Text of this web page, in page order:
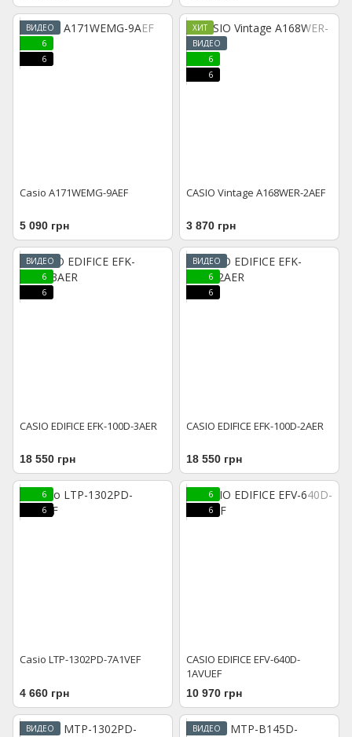
ВИДЕО
6
6
Casio A171WEMG-9AEF
5 090 грн
ХИТ
ВИДЕО
6
6
CASIO Vintage A168WER-2AEF
3 870 грн
ВИДЕО
6
6
CASIO EDIFICE EFK-100D-3AER
18 550 грн
ВИДЕО
6
6
CASIO EDIFICE EFK-100D-2AER
18 550 грн
6
6
Casio LTP-1302PD-7A1VEF
4 660 грн
6
6
CASIO EDIFICE EFV-640D-
1AVUEF
10 970 грн
ВИДЕО
ВИДЕО